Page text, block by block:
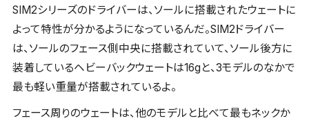
SIM2シリーズのドライバーは、ソールに搭載されたウェートに
よって特性が分かるようになっているんだ。SIM2ドライバー
は、ソールのフェース側中央に搭載されていて、ソール後方に
装着しているヘビーバックウェートは16gと、3モデルのなかで
最も軽い重量が搭載されているよ。
フェース周りのウェートは、他のモデルと比べて最もネックか